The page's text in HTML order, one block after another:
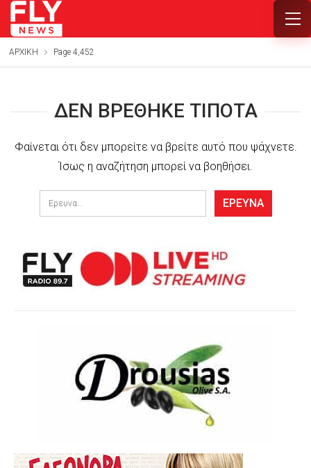
ΑΡΧΙΚΗ Page 4,452
ΔΕΝ ΒΡΈΘΗΚΕ ΤΊΠΟΤΑ
Φαίνεται ότι δεν μπορείτε να βρείτε αυτό που ψάχνετε.
Ίσως η αναζήτηση μπορεί να βοηθήσει.